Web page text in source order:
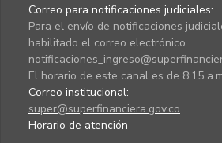
Correo para notificaciones judiciales:
Para el envío de notificaciones
habilitado el correo electrónico
El horario de este canal es de 8:15
Correo institucional:
super@superfinanciera.gov.co
Horario de atención